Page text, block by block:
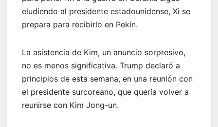
eludiendo al presidente estadounidense, Xi se
prepara para recibirlo en Pekín.
La asistencia de Kim, un anuncio sorpresivo,
no es menos significativa. Trump declaró a
principios de esta semana, en una reunión con
el presidente surcoreano, que quería volver a
reunirse con Kim Jong-un.